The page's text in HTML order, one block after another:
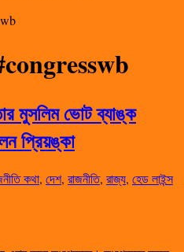
মুসলিম ভোট ব্যাঙ্ক
প্রিয়ঙ্কা
কথা, দেশ, রাজনীতি, রাজ্য, হেড লাইন্স